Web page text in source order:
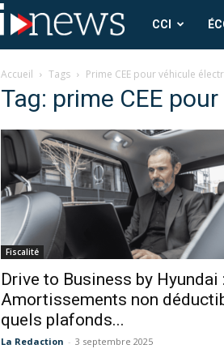
CCI
News
CCI
Accueil Tags Prime CEE pour véhicule
Tag: prime CEE
Fiscalité
Drive to Business by Hyundai :
Amortissements non
quels plafonds...
La Redaction - 3 septembre 2025